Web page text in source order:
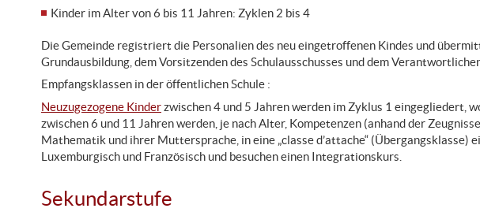
Kinder im Alter von 6 bis 11 Jahren: Zyklen 2 bis 4
Die Gemeinde registriert die Personalien des neu eingetroffenen Kindes und
Grundausbildung, dem Vorsitzenden des Schulausschusses und dem
Empfangsklassen in der öffentlichen Schule :
Neuzugezogene Kinderzwischen 4 und 5 Jahren werden im Zyklus 1 eingegliedert,
zwischen 6 und 11 Jahren werden, je nach Alter, Kompetenzen (anhand der
Mathematik und ihrer Muttersprache, in eine „classe d’attache“ (Übergangsklasse)
Luxemburgisch und Französisch und besuchen einen Integrationskurs.
Sekundarstufe